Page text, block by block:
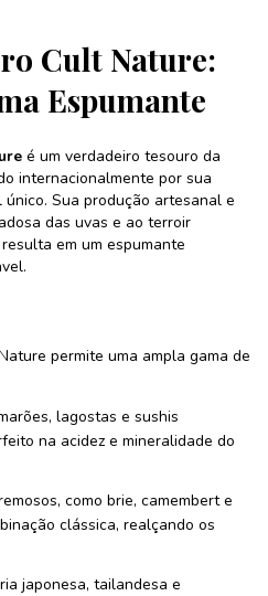
Cult Nature:
Espumante
é um verdadeiro tesouro da
internacionalmente por sua
Sua produção artesanal e
das uvas e ao terroir
em um espumante
permite uma ampla gama de
lagostas e sushis
na acidez e mineralidade do
como brie, camembert e
clássica, realçando os
japonesa, tailandesa e